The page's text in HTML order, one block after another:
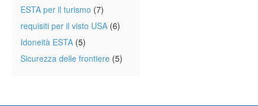
ESTA per il turismo (7)
requisiti per il visto USA (6)
Idoneità ESTA (5)
Sicurezza delle frontiere (5)